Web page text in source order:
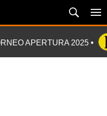
APERTURA 2025